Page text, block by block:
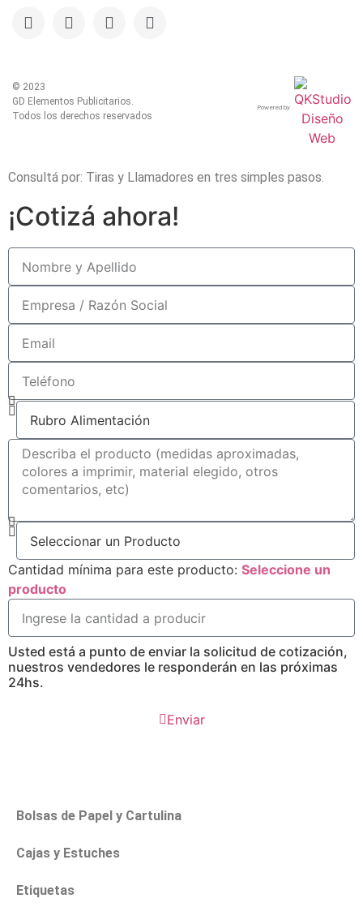
© 2023
GD Elementos Publicitarios.
Todos los derechos reservados
Powered by
Consultá por: Tiras y Llamadores en tres simples pasos.
¡Cotizá ahora!
Cantidad mínima para este producto: Seleccione un
producto
Usted está a punto de enviar la solicitud de cotización,
nuestros vendedores le responderán en las próximas
24hs.
Enviar
Bolsas de Papel y Cartulina
Cajas y Estuches
Etiquetas